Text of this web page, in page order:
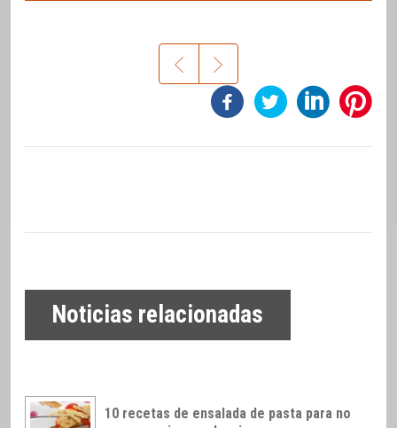
Noticias relacionadas
10 recetas de ensalada de pasta para no